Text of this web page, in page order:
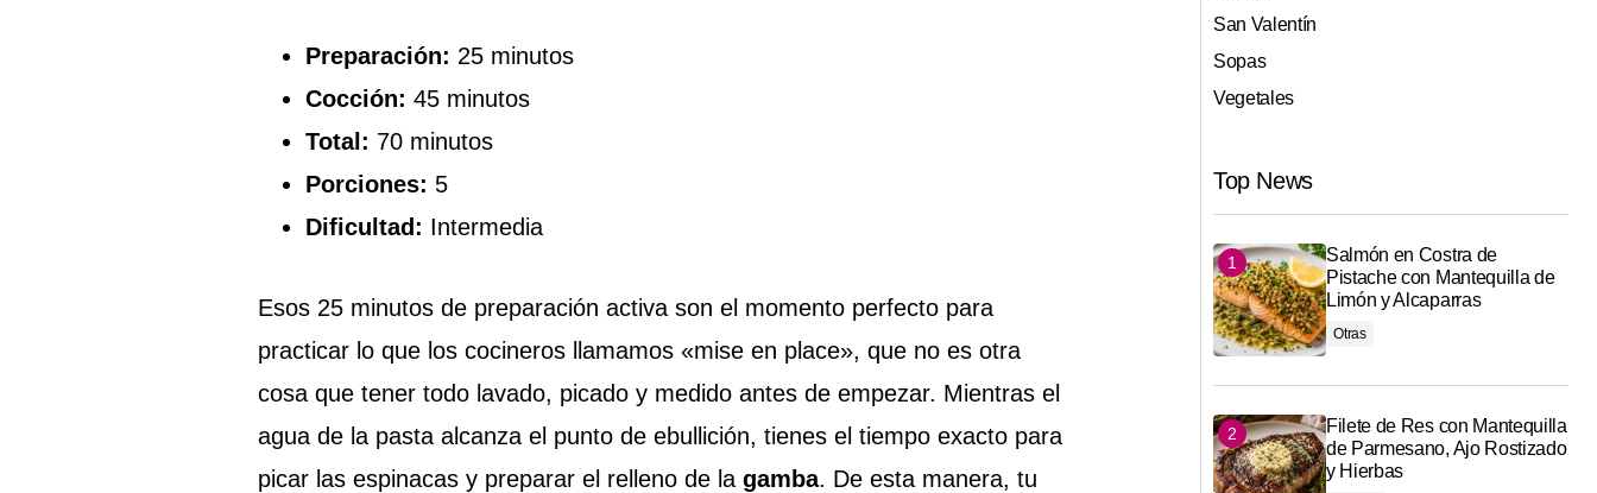
Preparación: 25 minutos
Cocción: 45 minutos
Total: 70 minutos
Porciones: 5
Dificultad: Intermedia
Esos 25 minutos de preparación activa son el momento perfecto para
practicar lo que los cocineros llamamos «mise en place», que no es otra
cosa que tener todo lavado, picado y medido antes de empezar. Mientras el
agua de la pasta alcanza el punto de ebullición, tienes el tiempo exacto para
picar las espinacas y preparar el relleno de la gamba. De esta manera, tu
San Valentín
Sopas
Vegetales
Top News
Salmón en Costra de
Pistache con Mantequilla de
Limón y Alcaparras
Otras
Filete de Res con Mantequilla
de Parmesano, Ajo Rostizado
y Hierbas